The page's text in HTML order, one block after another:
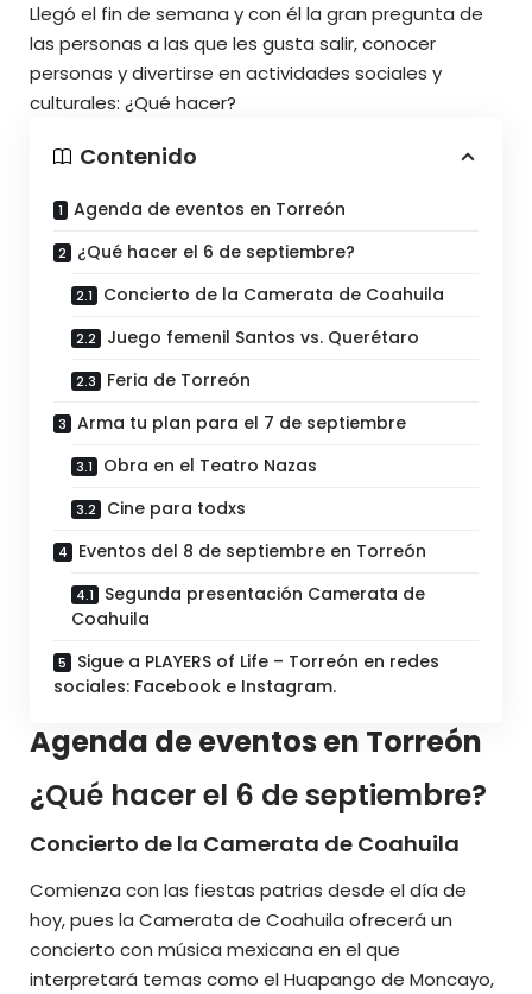
Llegó el fin de semana y con él la gran pregunta de
las personas a las que les gusta salir, conocer
personas y divertirse en actividades sociales y
culturales: ¿Qué hacer?
Contenido
Agenda de eventos en Torreón
¿Qué hacer el 6 de septiembre?
Concierto de la Camerata de Coahuila
Juego femenil Santos vs. Querétaro
Feria de Torreón
Arma tu plan para el 7 de septiembre
Obra en el Teatro Nazas
Cine para todxs
Eventos del 8 de septiembre en Torreón
Segunda presentación Camerata de
Coahuila
Sigue a PLAYERS of Life – Torreón en redes
sociales: Facebook e Instagram.
Agenda de eventos en Torreón
¿Qué hacer el 6 de septiembre?
Concierto de la Camerata de Coahuila
Comienza con las fiestas patrias desde el día de
hoy, pues la Camerata de Coahuila ofrecerá un
concierto con música mexicana en el que
interpretará temas como el Huapango de Moncayo,